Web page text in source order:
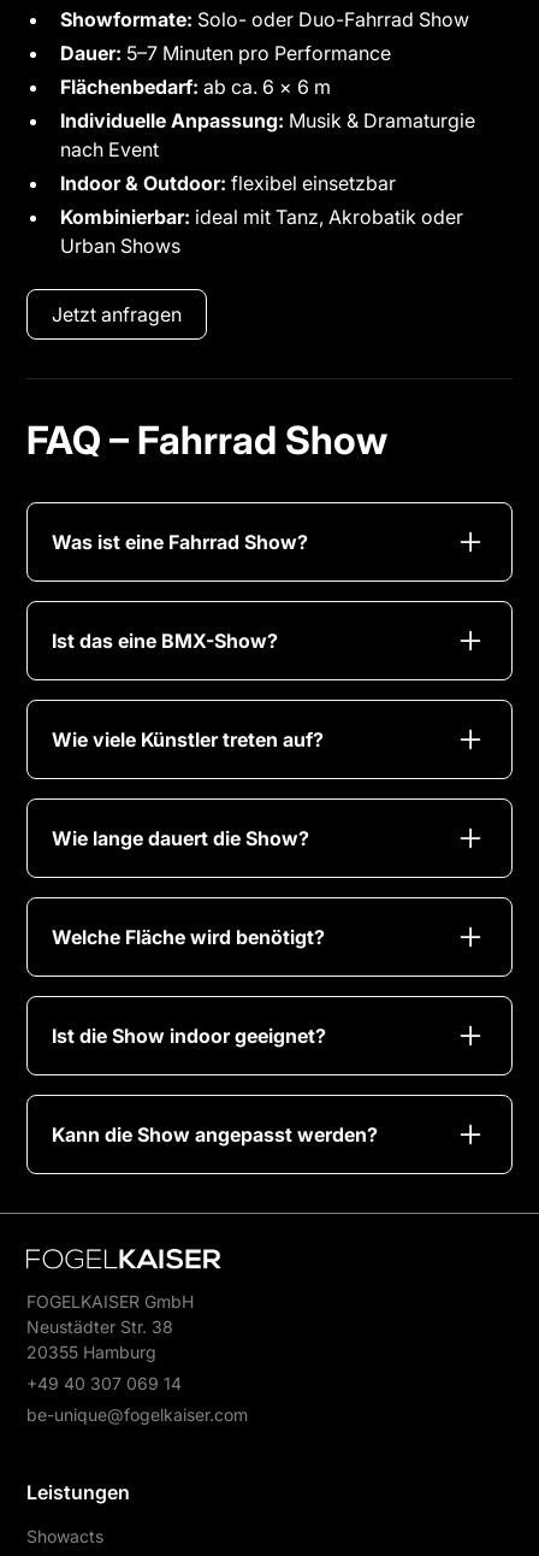
Showformate: Solo- oder Duo-Fahrrad Show
Dauer: 5–7 Minuten pro Performance
Flächenbedarf: ab ca. 6 × 6 m
Individuelle Anpassung: Musik & Dramaturgie
nach Event
Indoor & Outdoor: flexibel einsetzbar
Kombinierbar: ideal mit Tanz, Akrobatik oder
Urban Shows
Jetzt anfragen
FAQ – Fahrrad Show
Was ist eine Fahrrad Show?
Mittelpunkt stehen.
Ist das eine BMX-Show?
oder Risiko-Stunts.
Wie viele Künstler treten auf?
Wie lange dauert die Show?
Welche Fläche wird benötigt?
Ist die Show indoor geeignet?
Kann die Show angepasst werden?
individuell abgestimmt.
FOGELKAISER GmbH
Neustädter Str. 38
20355 Hamburg
+49 40 307 069 14
be-unique@fogelkaiser.com
Leistungen
Showacts